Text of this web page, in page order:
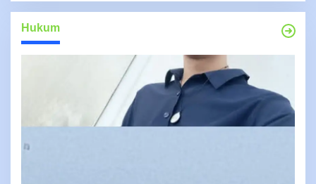
Hukum